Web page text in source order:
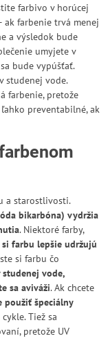
farbivo v horúcej
ak farbenie trvá menej
a výsledok bude
umyjete v
bude vypúšťať.
studenej vode.
farbenie, pretože
preventabilné, ak
a starostlivosti.
bikarbóna) vydržia
. Niektoré farby,
farbu lepšie udržujú
si farbu čo
vode,
sa aviváži. Ak chcete
použiť špeciálny
Tiež sa
pretože UV